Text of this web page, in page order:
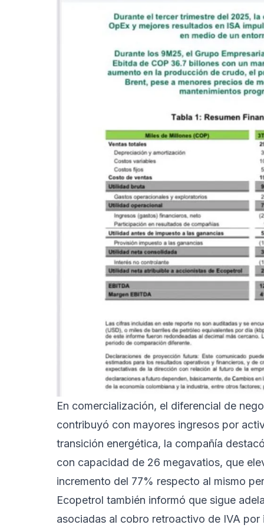
En comercialización, el diferencial de
contribuyó con mayores ingresos por
transición energética, la compañía
con capacidad de 26 megavatios, que
incremento del 77% respecto al mismo
Ecopetrol también informó que sigue
asociadas al cobro retroactivo de IVA